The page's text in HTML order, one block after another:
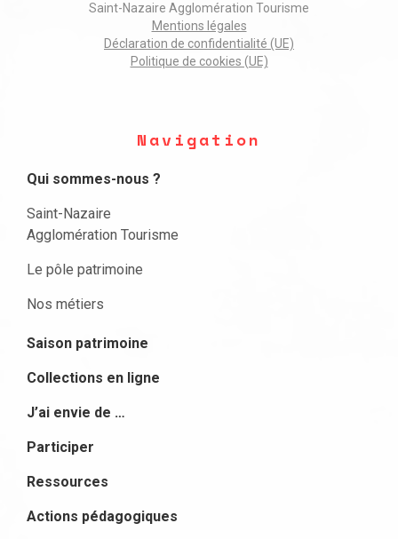
Saint-Nazaire Agglomération Tourisme
Mentions légales
Déclaration de confidentialité (UE)
Politique de cookies (UE)
Navigation
Qui sommes-nous ?
Saint-Nazaire
Agglomération Tourisme
Le pôle patrimoine
Nos métiers
Saison patrimoine
Collections en ligne
J’ai envie de …
Participer
Ressources
Actions pédagogiques